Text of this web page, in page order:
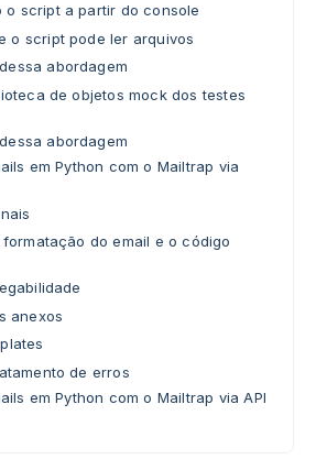
o script a partir do console
o script pode ler arquivos
abordagem
de objetos mock dos testes
abordagem
em Python com o Mailtrap via
do email e o código
anexos
de erros
em Python com o Mailtrap via API